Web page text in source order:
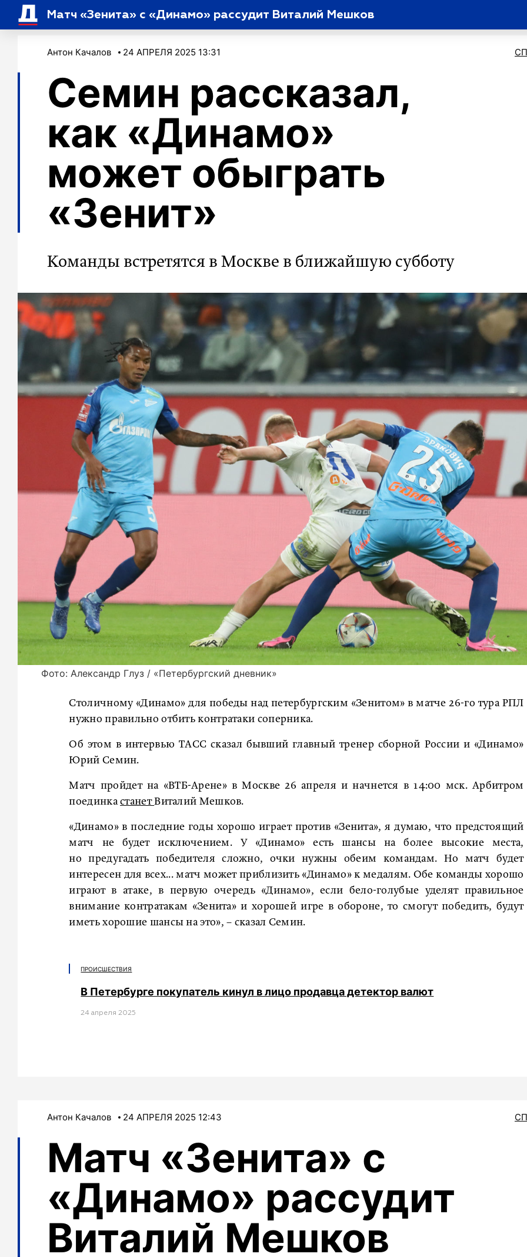
Матч «Зенита» с «Динамо» рассудит Виталий Мешков
Антон Качалов 24 АПРЕЛЯ 2025 13:31
Семин рассказал,
как «Динамо»
может обыграть
«Зенит»
Команды встретятся в Москве в ближайшую субботу
Фото: Александр Глуз / «Петербургский дневник»
Столичному «Динамо» для победы над петербургским «Зенитом» в матче 26-го тура РПЛ
нужно правильно отбить контратаки соперника.
Об этом в интервью ТАСС сказал бывший главный тренер сборной России и «Динамо»
Юрий Семин.
Матч пройдет на «ВТБ-Арене» в Москве 26 апреля и начнется в 14:00 мск. Арбитром
поединкастанетВиталий Мешков.
«Динамо» в последние годы хорошо играет против «Зенита», я думаю, что предстоящий
матч не будет исключением. У «Динамо» есть шансы на более высокие места,
но предугадать победителя сложно, очки нужны обеим командам. Но матч будет
интересен для всех... матч может приблизить «Динамо» к медалям. Обе команды хорошо
играют в атаке, в первую очередь «Динамо», если бело-голубые уделят правильное
внимание контратакам «Зенита» и хорошей игре в обороне, то смогут победить, будут
иметь хорошие шансы на это», – сказал Семин.
ПРОИСШЕСТВИЯ
В Петербурге покупатель кинул в лицо продавца детектор валют
24 апреля 2025
Антон Качалов 24 АПРЕЛЯ 2025 12:43
Матч «Зенита» с
«Динамо» рассудит
Виталий Мешков